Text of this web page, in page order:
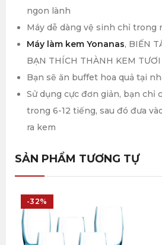
ngon lành
Máy dễ dàng vệ sinh chỉ trong
Máy làm kem Yonanas, BIẾN
BẠN THÍCH THÀNH KEM
Bạn sẽ ăn buffet hoa quả tại
Sử dụng cực đơn giản, bạn chỉ
trong 6-12 tiếng, sau đó đưa
ra kem
SẢN PHẨM TƯƠNG TỰ
-32%